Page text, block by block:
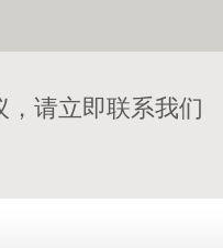
请立即联系我们